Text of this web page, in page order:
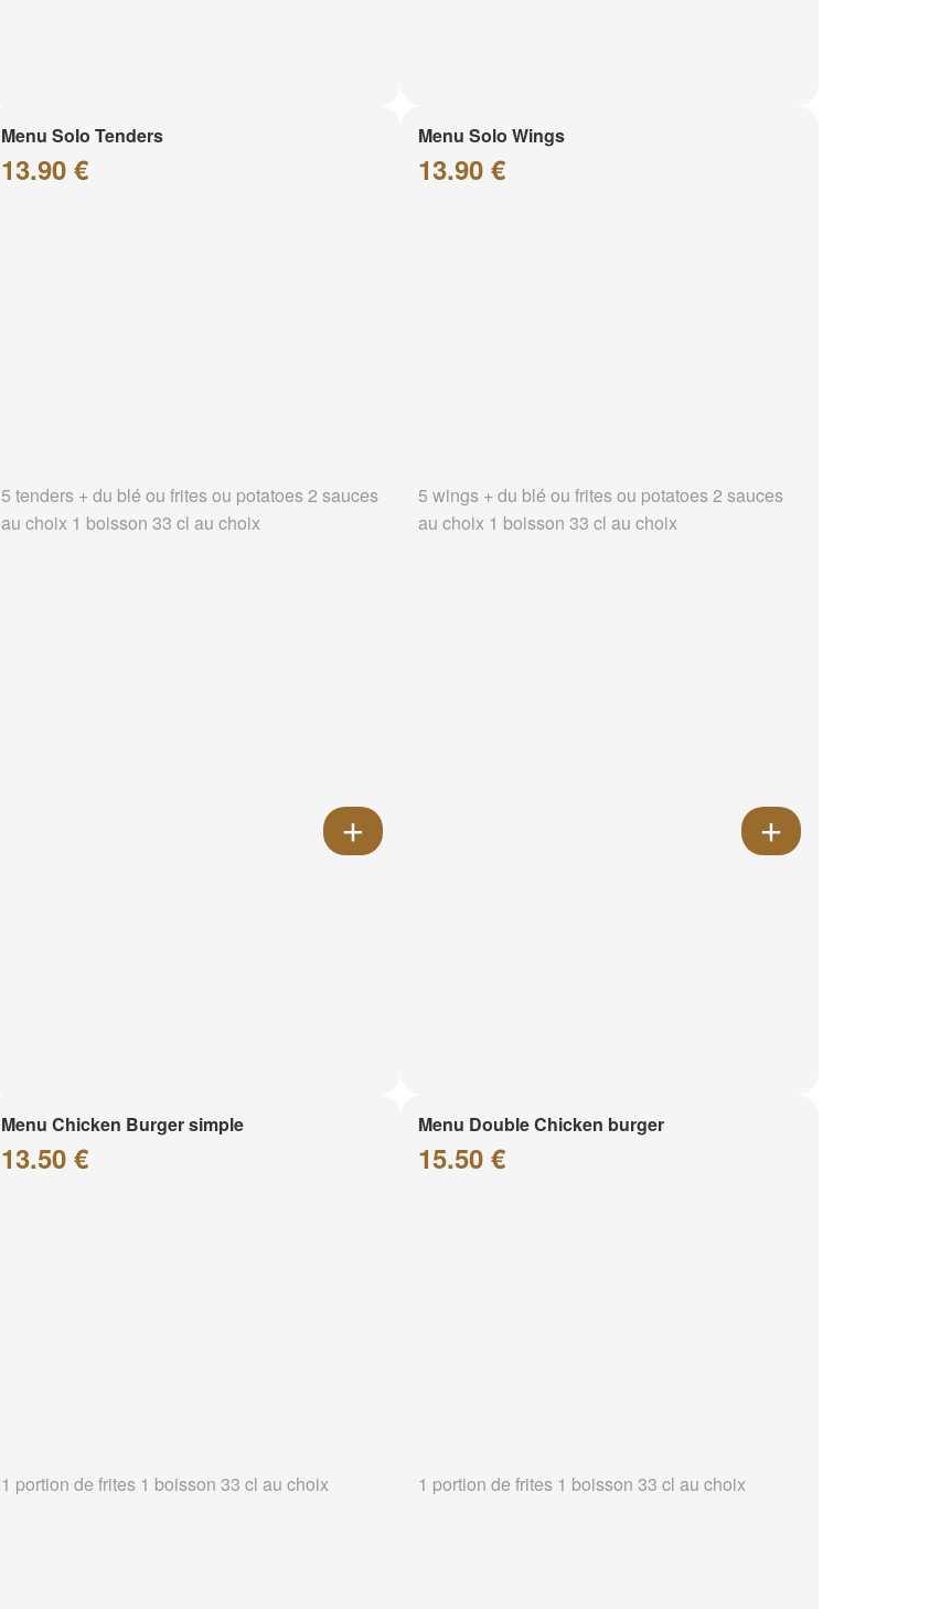
Menu Solo Tenders
13.90 €
5 tenders + du blé ou frites ou potatoes 2 sauces
au choix 1 boisson 33 cl au choix
Menu Solo Wings
13.90 €
5 wings + du blé ou frites ou potatoes 2 sauces
au choix 1 boisson 33 cl au choix
Menu Chicken Burger simple
13.50 €
1 portion de frites 1 boisson 33 cl au choix
Menu Double Chicken burger
15.50 €
1 portion de frites 1 boisson 33 cl au choix